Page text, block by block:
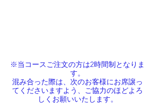
※当コースご注文の方は2時間制となりま
す。
混み合った際は、次のお客様にお席譲っ
てくださいますよう、
ご協力のほどよろ
しくお願いいたします。